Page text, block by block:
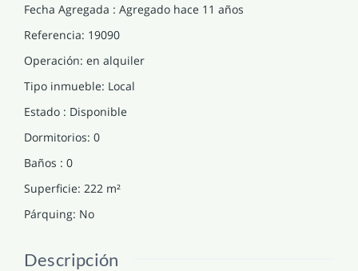
Fecha Agregada : Agregado hace 11 años
Referencia: 19090
Operación: en alquiler
Tipo inmueble: Local
Estado : Disponible
Dormitorios: 0
Baños : 0
Superficie: 222 m²
Párquing: No
Descripción